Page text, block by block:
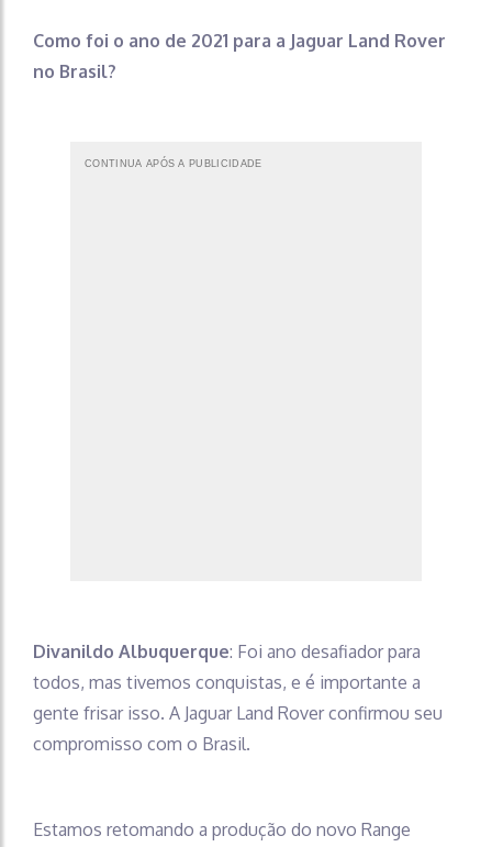
Como foi o ano de 2021 para a Jaguar Land Rover
no Brasil?
CONTINUA APÓS A PUBLICIDADE
Divanildo Albuquerque: Foi ano desafiador para
todos, mas tivemos conquistas, e é importante a
gente frisar isso. A Jaguar Land Rover confirmou seu
compromisso com o Brasil.
Estamos retomando a produção do novo Range